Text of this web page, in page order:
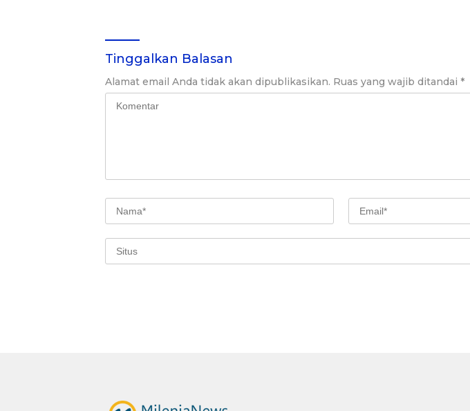
Tinggalkan Balasan
Alamat email Anda tidak akan dipublikasikan. Ruas yang wajib ditandai *